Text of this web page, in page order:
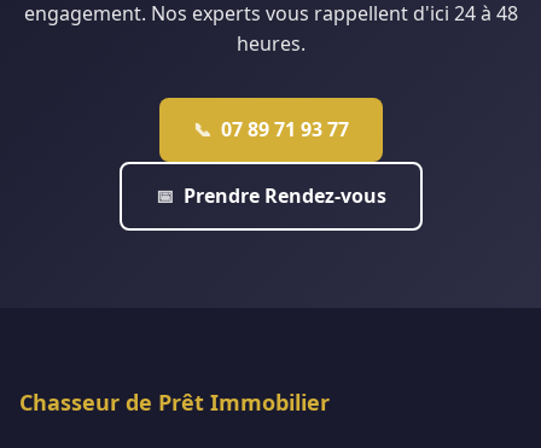
engagement. Nos experts vous rappellent d'ici 24 à 48
heures.
📞 07 89 71 93 77
📅 Prendre Rendez-vous
Chasseur de Prêt Immobilier